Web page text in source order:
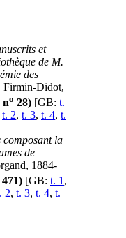
et
de M.
des
Firmin-Didot,
no 28) [GB: t.
t. 2, t. 3, t. 4, t.
composant la
de
1884-
471) [GB: t. 1 ,
2, t. 3, t. 4, t.